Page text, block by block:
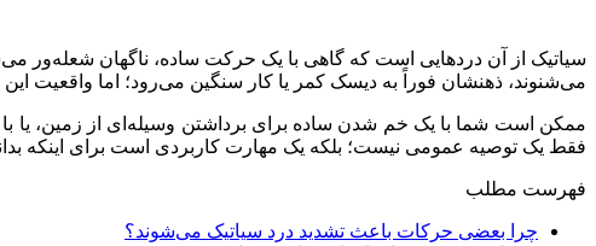
سیاتیک از آن دردهایی است که گاهی با یک حرکت ساده، ناگهان شعله‌ور
می‌شنوند، ذهنشان فوراً به دیسک کمر یا کار سنگین می‌رود؛ اما
ممکن است شما با یک خم شدن ساده برای برداشتن وسیله‌ای از زمین، یا
فقط یک توصیه عمومی نیست؛ بلکه یک مهارت کاربردی است برای اینکه بدانید
فهرست مطلب
چرا بعضی حرکات باعث تشدید درد سیاتیک می‌شوند؟